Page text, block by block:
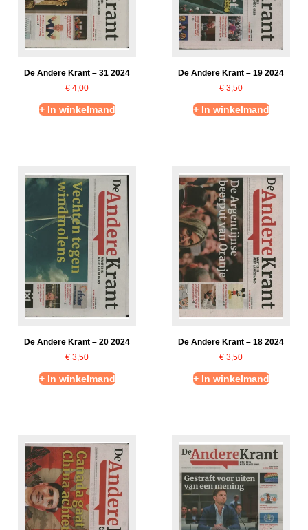
De Andere Krant – 31 2024
€ 4,00
+ In winkelmand
De Andere Krant – 19 2024
€ 3,50
+ In winkelmand
De Andere Krant – 20 2024
€ 3,50
+ In winkelmand
De Andere Krant – 18 2024
€ 3,50
+ In winkelmand